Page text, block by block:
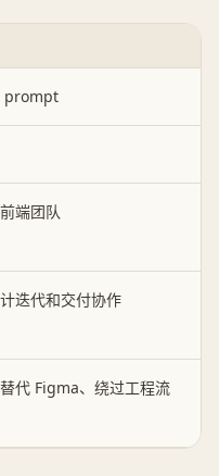
prompt
端团队
迭代和交付协作
代 Figma、绕过工程流